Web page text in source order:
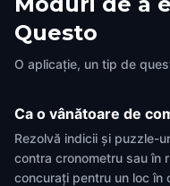
Questo
O aplicație, un tip de
Ca o vânătoare de
Rezolvă indicii și puzzle-
contra cronometru sau în
concurați pentru un loc în